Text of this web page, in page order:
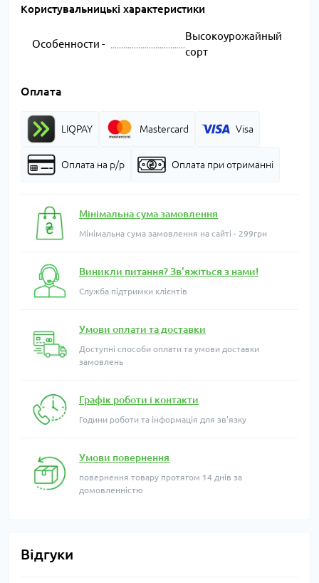
Користувальницькі характеристики
Особенности -
Высокоурожайный
сорт
Оплата
LIQPAY Mastercard Visa
Оплата на р/р Оплата при отриманні
Мінімальна сума замовлення
Мінімальна сума замовлення на сайті - 299грн
Виникли питання? Зв'яжіться з нами!
Служба підтримки клієнтів
Умови оплати та доставки
Доступні способи оплати та умови доставки
замовлень
Графік роботи і контакти
Години роботи та інформація для зв'язку
Умови повернення
повернення товару протягом 14 днів за
домовленністю
Відгуки